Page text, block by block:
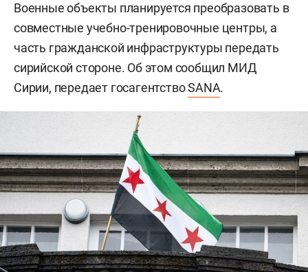
Военные объекты планируется преобразовать в
совместные учебно-тренировочные центры, а
часть гражданской инфраструктуры передать
сирийской стороне. Об этом сообщил МИД
Сирии, передает госагентствоSANA.